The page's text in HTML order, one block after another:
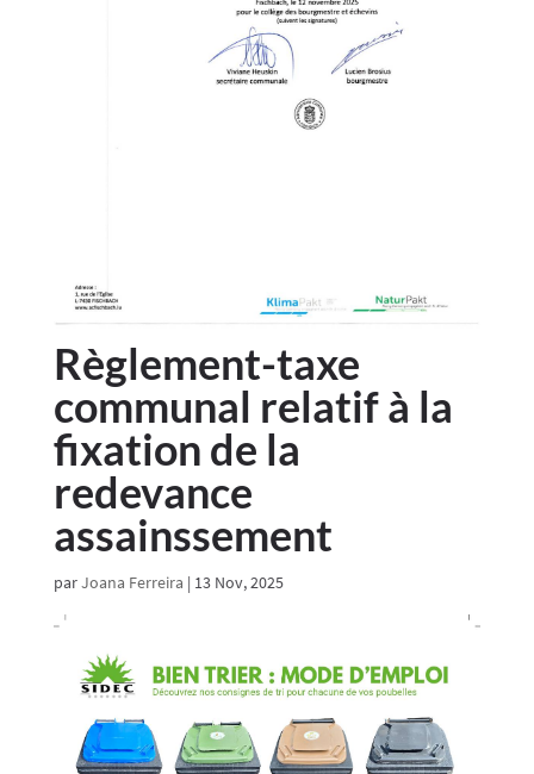
Règlement-taxe
communal relatif à la
fixation de la
redevance
assainssement
parJoana Ferreira | 13 Nov, 2025